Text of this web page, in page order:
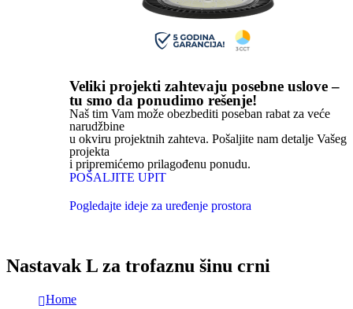
Veliki projekti zahtevaju posebne uslove –
tu smo da ponudimo rešenje!
Naš tim Vam može obezbediti poseban rabat za veće
narudžbine
u okviru projektnih zahteva. Pošaljite nam detalje Vašeg
projekta
i pripremićemo prilagođenu ponudu.
POŠALJITE UPIT
Pogledajte ideje za uređenje prostora
Nastavak L za trofaznu šinu crni
Home